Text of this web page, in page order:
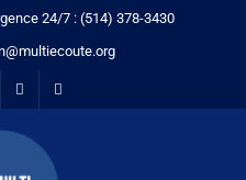
24/7 : (514) 378-3430